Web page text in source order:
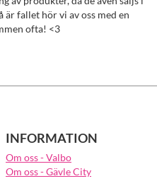
är fallet hör vi av oss med en
ofta! <3
INFORMATION
Om oss - Valbo
Om oss - Gävle City